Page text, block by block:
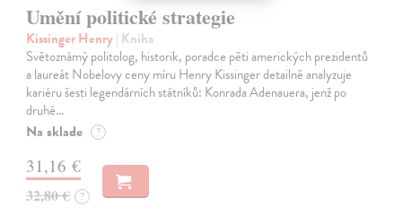
Umění politické strategie
Kissinger Henry| Kniha
Světoznámý politolog, historik, poradce pěti amerických prezidentů
a laureát Nobelovy ceny míru Henry Kissinger detailně analyzuje
kariéru šesti legendárních státníků: Konrada Adenauera, jenž po
druhé…
Na sklade ?
31,16 €
32,80 € ?